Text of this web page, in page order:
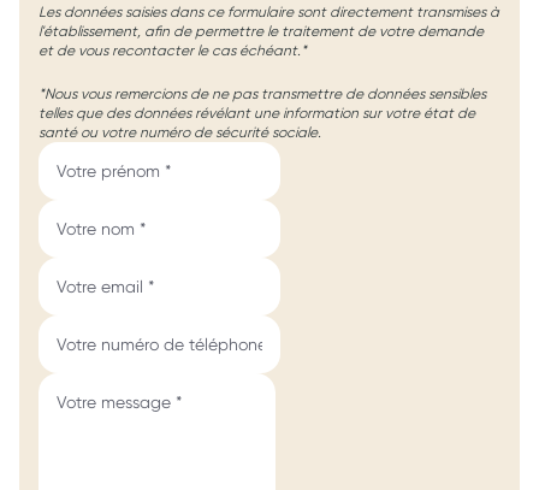
Les données saisies dans ce formulaire sont directement transmises à
l'établissement, afin de permettre le traitement de votre demande
et de vous recontacter le cas échéant.*
*Nous vous remercions de ne pas transmettre de données sensibles
telles que des données révélant une information sur votre état de
santé ou votre numéro de sécurité sociale.